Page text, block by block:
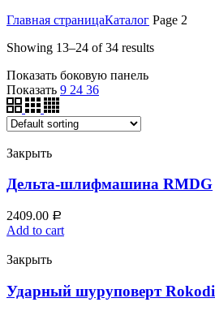
Главная страницаКаталог Page 2
Showing 13–24 of 34 results
Показать боковую панель
Показать 9 24 36
Закрыть
Дельта‑шлифмашина RMDG
2409.00 Р
Add to cart
Закрыть
Ударный шуруповерт